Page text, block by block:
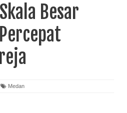
Besar
Medan